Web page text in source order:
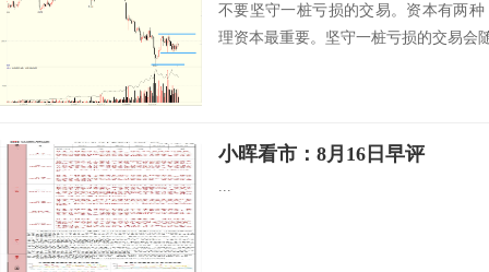
不要坚守一桩亏损的交易。资本有两
理资本最重要。坚守一桩亏损的交易会
小晖看市：8月16日早评
...